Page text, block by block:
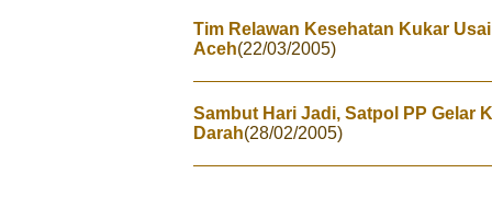
Tim Relawan Kesehatan Kukar
Aceh(22/03/2005)
Sambut Hari Jadi, Satpol PP Gelar
Darah(28/02/2005)